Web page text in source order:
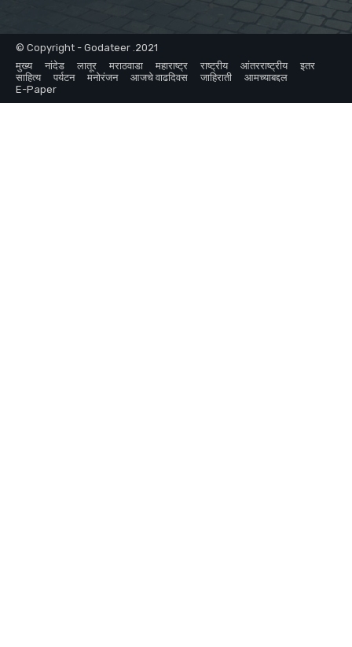
© Copyright - Godateer .2021
मुख्य
नांदेड लातूर मराठवाडा महाराष्ट्र राष्ट्रीय आंतरराष्ट्रीय
इतर
साहित्य
पर्यटन मनोरंजन आजचे वाढदिवस जाहिराती
आमच्याबद्दल
E-Paper